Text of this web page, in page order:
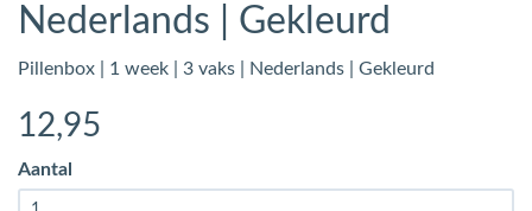
Nederlands | Gekleurd
Pillenbox | 1 week | 3 vaks | Nederlands | Gekleurd
12,95
Aantal